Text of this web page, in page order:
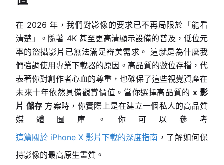
在 2026 年，我們對影像的要求已不再局限於「能看
清楚」。隨著 4K 甚至更高清顯示設備的普及，低位元
率的盜攝影片已無法滿足審美需求。 這就是為什麼我
們強調使用專業下載器的原因。高品質的數位存檔，代
表著你對創作者心血的尊重，也確保了這些視覺資產在
未來十年依然具備觀賞價值。當你選擇高品質的x 影
片 儲存 方案時，你實際上是在建立一個私人的高品質
媒體圖庫。你可以參考
這篇關於 iPhone X 影片下載的深度指南 ，了解如何保
持影像的最高原生畫質。